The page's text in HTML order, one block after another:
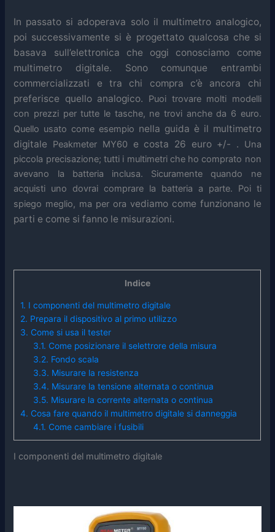
In passato si adoperava solo il multimetro analogico,
poi successivamente si è progettato qualcosa che si
basava sull’elettronica che oggi conosciamo come
multimetro digitale. Sono comunque entrambi
commercializzati e tra chi compra c’è ancora chi
preferisce quello analogico.
Puoi trovare molti modelli
con prezzi per tutte le tasche, ne trovi anche da 6 euro.
Quello usato come esempio nella guida è il multimetro
digitale Peakmeter MY60 e costa 26 euro +/- .
Una
piccola precisazione; tutti i multimetri che ho comprato non
avevano la batteria inclusa. Sicuramente quando ne
acquisti uno dovrai comprare la batteria a parte. Poi ti
spiego meglio, ma per ora vediamo come funzionano le
parti e come si fanno le misurazioni.
Indice
1. I componenti del multimetro digitale
2. Prepara il dispositivo al primo utilizzo
3. Come si usa il tester
3.1. Come posizionare il selettrore della misura
3.2. Fondo scala
3.3. Misurare la resistenza
3.4. Misurare la tensione alternata o continua
3.5. Misurare la corrente alternata o continua
4. Cosa fare quando il multimetro digitale si danneggia
4.1. Come cambiare i fusibili
I componenti del multimetro digitale